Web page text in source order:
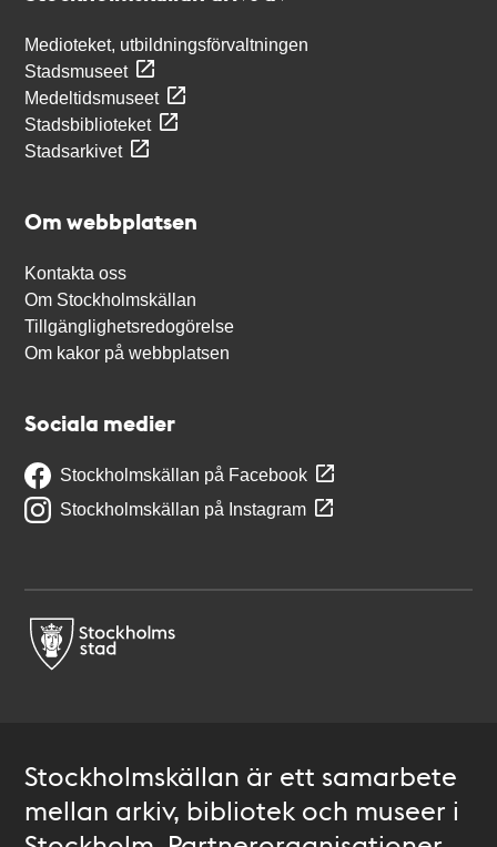
Medioteket, utbildningsförvaltningen
Stadsmuseet
Medeltidsmuseet
Stadsbiblioteket
Stadsarkivet
Om webbplatsen
Kontakta oss
Om Stockholmskällan
Tillgänglighetsredogörelse
Om kakor på webbplatsen
Sociala medier
Stockholmskällan på Facebook
Stockholmskällan på Instagram
Stockholmskällan är ett samarbete
mellan arkiv, bibliotek och museer i